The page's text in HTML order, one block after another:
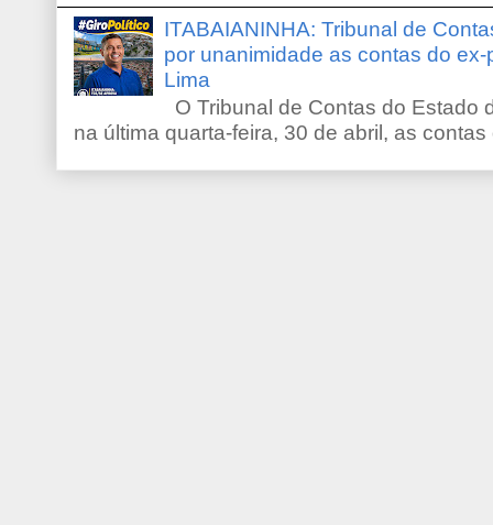
ITABAIANINHA: Tribunal de
por unanimidade as contas do
Lima
O Tribunal de Contas do Estado
na última quarta-feira, 30 de abril, as